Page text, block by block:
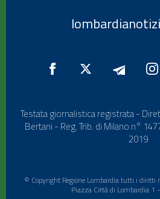
Testata giornalistica registrata -
Bertani - Reg. Trib. di Milano n°
2019
© Copyright Regione Lombardia tutti i
Piazza Città di Lombardia